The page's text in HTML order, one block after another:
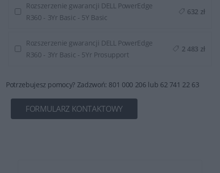
Rozszerzenie gwarancji DELL PowerEdge
R360 - 3Yr Basic - 5Y Basic
632 zł
Rozszerzenie gwarancji DELL PowerEdge
R360 - 3Yr Basic - 5Yr Prosupport
2 483 zł
Potrzebujesz pomocy? Zadzwoń: 801 000 206 lub 62 741 22 63
FORMULARZ KONTAKTOWY